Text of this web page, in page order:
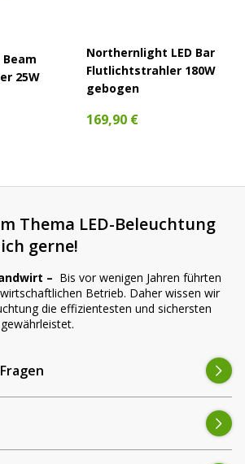
Beam
25W
Northernlight LED Bar
Flutlichtstrahler 180W
gebogen
169,90 €
Thema LED-Beleuchtung
gerne!
– Bis vor wenigen Jahren führten
Betrieb. Daher wissen wir
die effizientesten und sichersten